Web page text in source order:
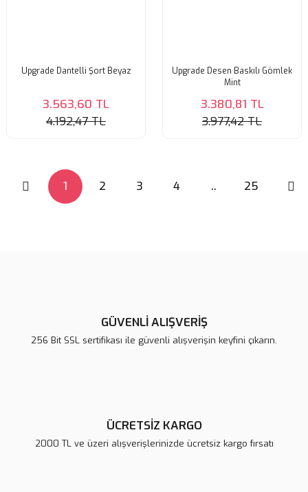
Upgrade Dantelli Şort Beyaz
3.563,60 TL
4.192,47 TL
Upgrade Desen Baskılı Gömlek
Mint
3.380,81 TL
3.977,42 TL
1 2 3 4 .. 25
GÜVENLİ ALIŞVERİŞ
256 Bit SSL sertifikası ile güvenli alışverişin keyfini çıkarın.
ÜCRETSİZ KARGO
2000 TL ve üzeri alışverişlerinizde ücretsiz kargo fırsatı